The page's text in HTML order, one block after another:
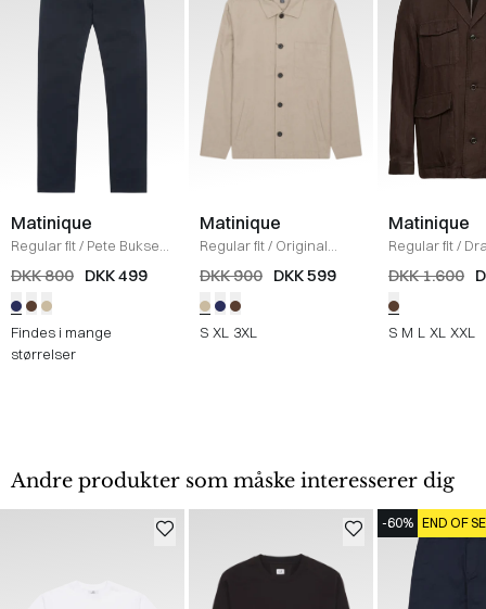
Matinique
Regular fit/ Pete Bukser
DARK NAVY
DKK 800 DKK 499
Findes i mange
størrelser
Matinique
Regular fit/ Original
Heritage Overshirt /
DKK 900 DKK 599
S XL 3XL
Matinique
Regular fit/
Jakke
DKK 1.600
S M L XL XXL
Andre produkter som måske interesserer dig
-60% END OF